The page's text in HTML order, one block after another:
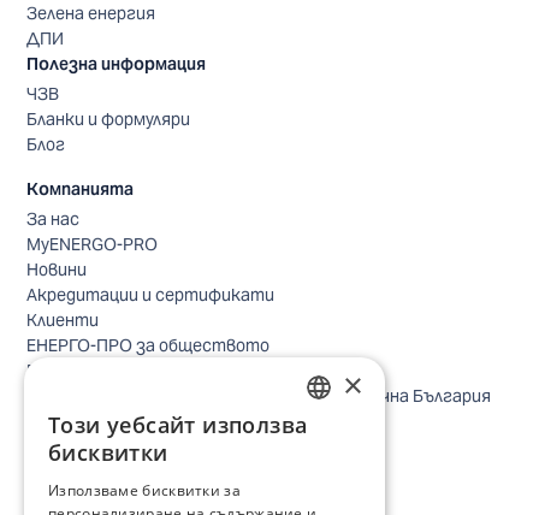
Зелена енергия
ДПИ
Полезна информация
ЧЗВ
Бланки и формуляри
Блог
Компанията
За нас
MyENERGO-PRO
Новини
Акредитации и сертификати
Клиенти
ЕНЕРГО-ПРО за обществото
Реализирани проекти
Безопасно небе за птиците в Североизточна България
Безопасност
Контакти бизнес клиенти
Локации
BULGARIAN
×
Този уебсайт използва
бисквитки
Използваме бисквитки за